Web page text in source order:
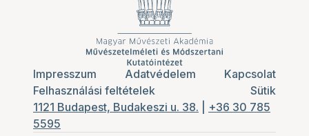
Impresszum Adatvédelem
Kapcsolat
Felhasználási feltételek
Sütik
1121 Budapest, Budakeszi u. 38.
+36 30 785
5595